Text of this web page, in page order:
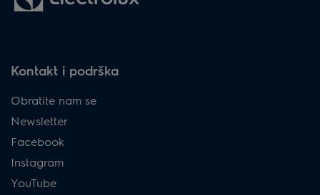
Kontakt i podrška
Obratite nam se
Newsletter
Facebook
Instagram
YouTube